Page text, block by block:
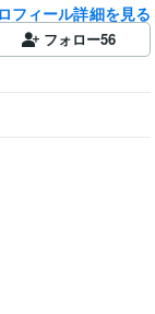
フィール詳細を見る
フォロー56